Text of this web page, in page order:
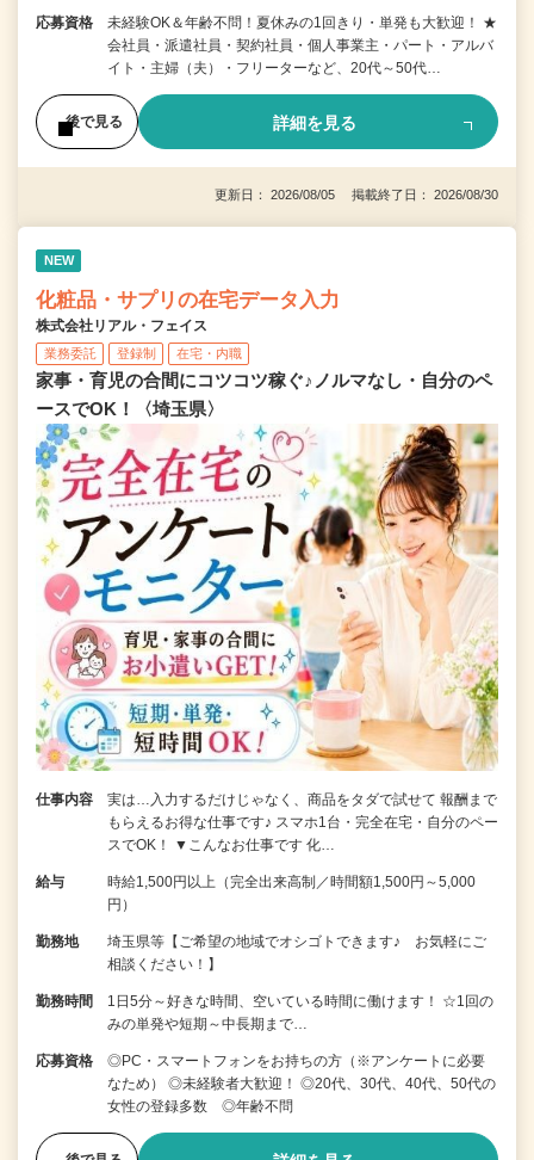
応募資格
未経験OK＆年齢不問！夏休みの1回きり・単発も大歓迎！ ★
会社員・派遣社員・契約社員・個人事業主・パート・アルバ
イト・主婦（夫）・フリーターなど、20代～50代…
後で見る 詳細を見る
更新日： 2026/08/05 掲載終了日： 2026/08/30
NEW
化粧品・サプリの在宅データ入力
株式会社リアル・フェイス
業務委託 登録制 在宅・内職
家事・育児の合間にコツコツ稼ぐ♪ノルマなし・自分のペ
ースでOK！〈埼玉県〉
仕事内容
実は…入力するだけじゃなく、商品をタダで試せて 報酬まで
もらえるお得な仕事です♪ スマホ1台・完全在宅・自分のペー
スでOK！ ▼こんなお仕事です 化…
給与
時給1,500円以上（完全出来高制／時間額1,500円～5,000
円）
勤務地
埼玉県等【ご希望の地域でオシゴトできます♪ お気軽にご
相談ください！】
勤務時間
1日5分～好きな時間、空いている時間に働けます！ ☆1回の
みの単発や短期～中長期まで…
応募資格
◎PC・スマートフォンをお持ちの方（※アンケートに必要
なため） ◎未経験者大歓迎！ ◎20代、30代、40代、50代の
女性の登録多数 ◎年齢不問